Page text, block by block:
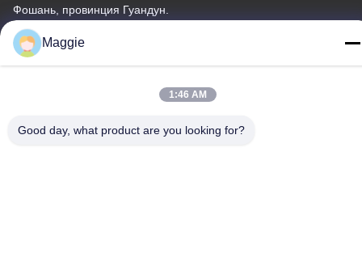
Фошань, провинция Гуандун.
Тел.
86-13342999029
Maggie
1:46 AM
Good day, what product are you looking for?